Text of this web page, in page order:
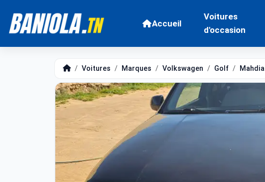
Accueil
Voitures
d'occasion
Voitures Marques Volkswagen Golf Mahdia